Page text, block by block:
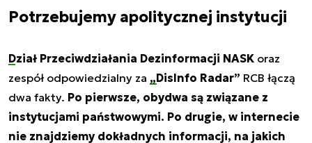
Potrzebujemy apolitycznej instytucji
Dział Przeciwdziałania Dezinformacji NASK oraz
zespół odpowiedzialny za „DisInfo Radar” RCB łączą
dwa fakty. Po pierwsze, obydwa są związane z
instytucjami państwowymi. Po drugie, w internecie
nie znajdziemy dokładnych informacji, na jakich